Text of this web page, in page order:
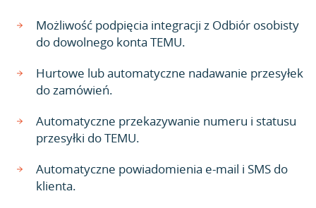
Możliwość podpięcia integracji z Odbiór osobisty
do dowolnego konta TEMU.
Hurtowe lub automatyczne nadawanie przesyłek
do zamówień.
Automatyczne przekazywanie numeru i statusu
przesyłki do TEMU.
Automatyczne powiadomienia e-mail i SMS do
klienta.